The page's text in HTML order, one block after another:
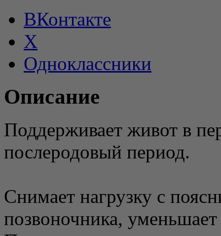
ВКонтакте
X
Одноклассники
Описание
Поддерживает живот в
послеродовый период.
Снимает нагрузку с
позвоночника,